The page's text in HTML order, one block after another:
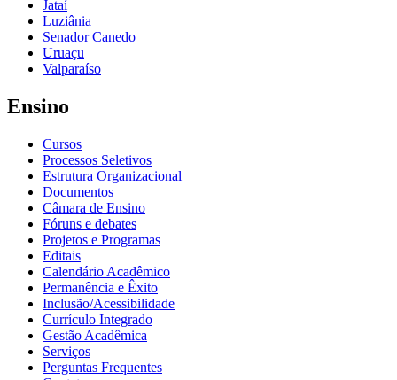
Jataí
Luziânia
Senador Canedo
Uruaçu
Valparaíso
Ensino
Cursos
Processos Seletivos
Estrutura Organizacional
Documentos
Câmara de Ensino
Fóruns e debates
Projetos e Programas
Editais
Calendário Acadêmico
Permanência e Êxito
Inclusão/Acessibilidade
Currículo Integrado
Gestão Acadêmica
Serviços
Perguntas Frequentes